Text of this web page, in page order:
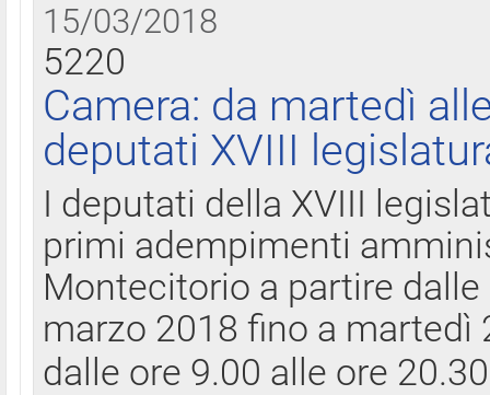
15/03/2018
5220
Camera: da martedì
deputati XVIII
I deputati della XVIII
primi adempimenti
Montecitorio a partire
marzo 2018 fino a
dalle ore 9.00 alle ore